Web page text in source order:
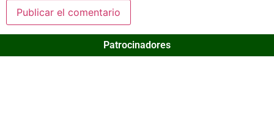
Patrocinadores